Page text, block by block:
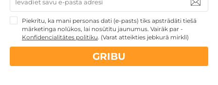
Dāvanas līdz 100€
Izvēlieties no131GribuAtpusties.lv atpūtas
piedāvājumiem
Dāvanas līdz 100€
Piekrītu, ka mani personas dati (e-pasts) tiks apstrādāti tiešā
mārketinga nolūkos, lai nosūtītu jaunumus. Vairāk par -
Konfidencialitātes politiku. (Varat atteikties jebkurā mirklī)
GRIBU